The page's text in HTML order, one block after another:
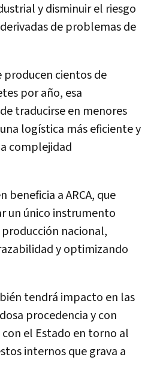
y disminuir el riesgo
de problemas de
producen cientos de
por año, esa
traducirse en menores
logística más eficiente y
complejidad
beneficia a ARCA, que
un único instrumento
nacional,
y optimizando
tendrá impacto en las
procedencia y con
el Estado en torno al
internos que grava a